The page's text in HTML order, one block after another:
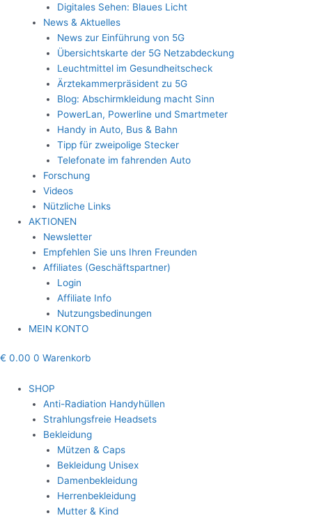
Digitales Sehen: Blaues Licht
News & Aktuelles
News zur Einführung von 5G
Übersichtskarte der 5G Netzabdeckung
Leuchtmittel im Gesundheitscheck
Ärztekammerpräsident zu 5G
Blog: Abschirmkleidung macht Sinn
PowerLan, Powerline und Smartmeter
Handy in Auto, Bus & Bahn
Tipp für zweipolige Stecker
Telefonate im fahrenden Auto
Forschung
Videos
Nützliche Links
AKTIONEN
Newsletter
Empfehlen Sie uns Ihren Freunden
Affiliates (Geschäftspartner)
Login
Affiliate Info
Nutzungsbedinungen
MEIN KONTO
€ 0.00 0 Warenkorb
SHOP
Anti-Radiation Handyhüllen
Strahlungsfreie Headsets
Bekleidung
Mützen & Caps
Bekleidung Unisex
Damenbekleidung
Herrenbekleidung
Mutter & Kind